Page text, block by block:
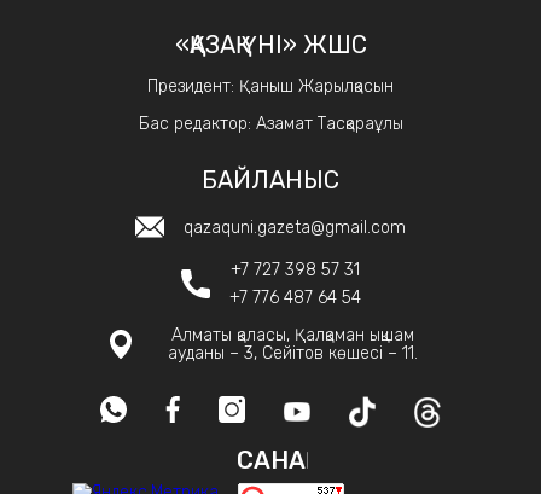
«ҚАЗАҚ ҮНІ» ЖШС
Президент: Қаныш Жарылқасын
Бас редактор: Азамат Тасқараұлы
БАЙЛАНЫС
qazaquni.gazeta@gmail.com
+7 727 398 57 31
+7 776 487 64 54
Алматы қаласы, Қалқаман ықшам
ауданы – 3, Сейітов көшесі – 11.
САНАҚ